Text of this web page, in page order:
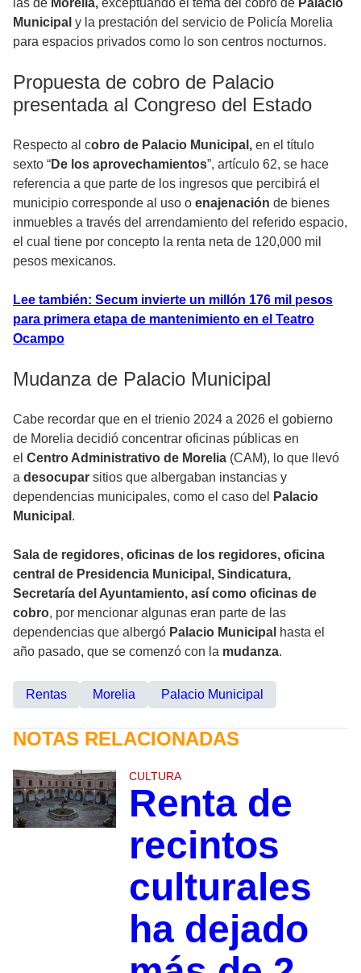
las de Morelia, exceptuando el tema del cobro de Palacio
Municipal y la prestación del servicio de Policía Morelia
para espacios privados como lo son centros nocturnos.
Propuesta de cobro de Palacio
presentada al Congreso del Estado
Respecto al cobro de Palacio Municipal, en el título
sexto “De los aprovechamientos”, artículo 62, se hace
referencia a que parte de los ingresos que percibirá el
municipio corresponde al uso o enajenación de bienes
inmuebles a través del arrendamiento del referido espacio,
el cual tiene por concepto la renta neta de 120,000 mil
pesos mexicanos.
Lee también: Secum invierte un millón 176 mil pesos
para primera etapa de mantenimiento en el Teatro
Ocampo
Mudanza de Palacio Municipal
Cabe recordar que en el trienio 2024 a 2026 el gobierno
de Morelia decidió concentrar oficinas públicas en
el Centro Administrativo de Morelia (CAM), lo que llevó
a desocupar sitios que albergaban instancias y
dependencias municipales, como el caso del
Palacio
Municipal .
Sala de regidores, oficinas de los regidores, oficina
central de Presidencia Municipal, Sindicatura,
Secretaría del Ayuntamiento, así como oficinas de
cobro, por mencionar algunas eran parte de las
dependencias que albergó Palacio Municipal hasta el
año pasado, que se comenzó con la mudanza.
Rentas Morelia Palacio Municipal
NOTAS RELACIONADAS
CULTURA
Renta de
recintos
culturales
ha dejado